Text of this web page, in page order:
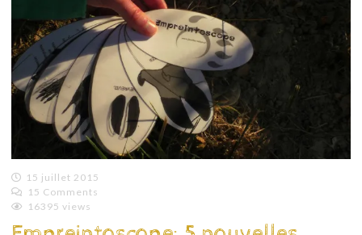
15 juillet 2015
Emilie
15 Comments
16395 views